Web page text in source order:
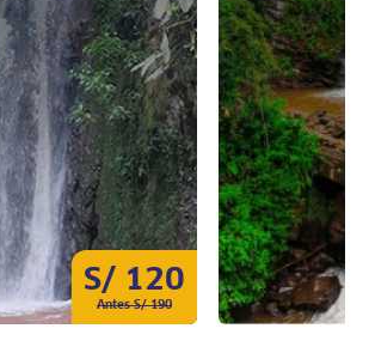
S/ 120
Antes S/ 190